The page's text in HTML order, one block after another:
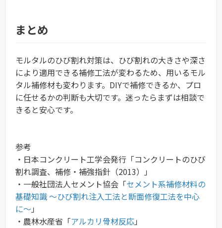
まとめ
モルタルのひび割れ対策は、ひび割れの大きさや深さ
により適用できる補修工法が変わるため、用いるモル
タル補修材も変わります。DIYで補修できるか、プロ
に任せるかの判断も大切です。迷ったらまずは相談で
きると安心です。
参考
・日本コンクリート工学会発行「コンクリートのひび
割れ調査、補修・補強指針（2013）」
・一般社団法人セメント協会「セメント系補修材料の
基礎知識 ～ひび割れ注入工法と断面修復工法を中心
に～ 」
・農林水産省「アルカリ骨材反応」